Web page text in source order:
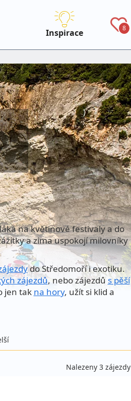
Inspirace 8
na květinové festivaly a do
a zima uspokojí milovníky
do Středomoří i exotiku.
zájezdů, nebo zájezdů s pěší
jen tak na hory, užít si klid a
Nalezeny 3 zájezdy